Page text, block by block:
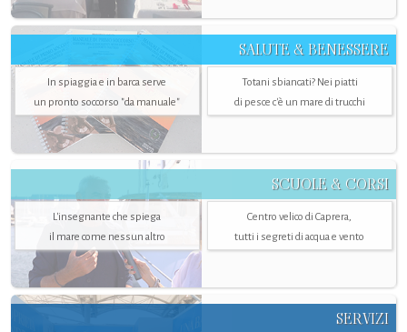
SALUTE & BENESSERE
In spiaggia e in barca serve
un pronto soccorso "da manuale"
Totani sbiancati? Nei piatti
di pesce c'è un mare di trucchi
SCUOLE & CORSI
L'insegnante che spiega
il mare come nessun altro
Centro velico di Caprera,
tutti i segreti di acqua e vento
SERVIZI